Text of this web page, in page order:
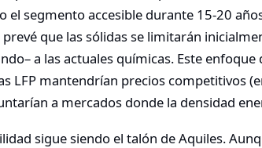
el segmento accesible durante 15-20
que las sólidas se limitarán
a las actuales químicas. Este
LFP mantendrían precios competitivos
a mercados donde la densidad
sigue siendo el talón de Aquiles.